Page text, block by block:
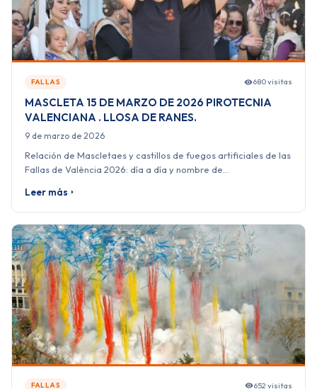
FALLAS 680 visitas
MASCLETA 15 DE MARZO DE 2026 PIROTECNIA
VALENCIANA . LLOSA DE RANES.
9 de marzo de 2026
Relación de Mascletaes y castillos de fuegos artificiales de las
Fallas de València 2026: día a día y nombre de…
Leer más
FALLAS 652 visitas